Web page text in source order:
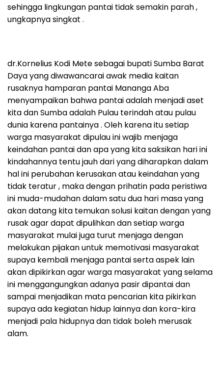
sehingga lingkungan pantai tidak semakin parah ,
ungkapnya singkat .
dr.Kornelius Kodi Mete sebagai bupati Sumba Barat
Daya yang diwawancarai awak media kaitan
rusaknya hamparan pantai Mananga Aba
menyampaikan bahwa pantai adalah menjadi aset
kita dan Sumba adalah Pulau terindah atau pulau
dunia karena pantainya . Oleh karena itu setiap
warga masyarakat dipulau ini wajib menjaga
keindahan pantai dan apa yang kita saksikan hari ini
kindahannya tentu jauh dari yang diharapkan dalam
hal ini perubahan kerusakan atau keindahan yang
tidak teratur , maka dengan prihatin pada peristiwa
ini muda-mudahan dalam satu dua hari masa yang
akan datang kita temukan solusi kaitan dengan yang
rusak agar dapat dipulihkan dan setiap warga
masyarakat mulai juga turut menjaga dengan
melakukan pijakan untuk memotivasi masyarakat
supaya kembali menjaga pantai serta aspek lain
akan dipikirkan agar warga masyarakat yang selama
ini menggangungkan adanya pasir dipantai dan
sampai menjadikan mata pencarian kita pikirkan
supaya ada kegiatan hidup lainnya dan kora-kira
menjadi pala hidupnya dan tidak boleh merusak
alam.